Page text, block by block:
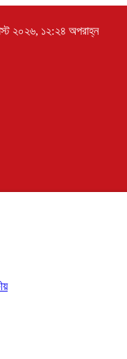
২০২৬, ১২:২৪ অপরাহ্ন